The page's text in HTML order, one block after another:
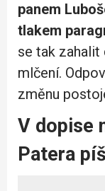
panem
tlakem
se tak zahalit
mlčení.
změnu
V dopise
Patera